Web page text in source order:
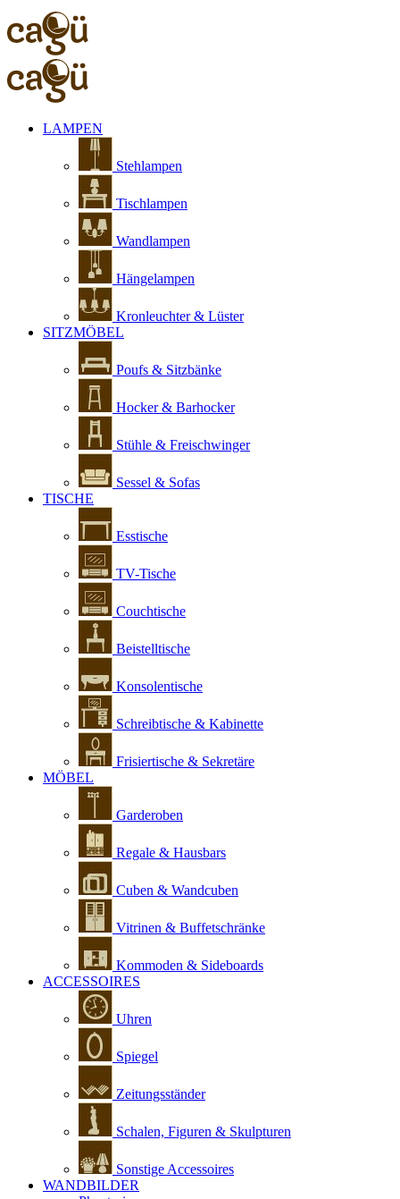
LAMPEN
Stehlampen
Tischlampen
Wandlampen
Hängelampen
Kronleuchter & Lüster
SITZMÖBEL
Poufs & Sitzbänke
Hocker & Barhocker
Stühle & Freischwinger
Sessel & Sofas
TISCHE
Esstische
TV-Tische
Couchtische
Beistelltische
Konsolentische
Schreibtische & Kabinette
Frisiertische & Sekretäre
MÖBEL
Garderoben
Regale & Hausbars
Cuben & Wandcuben
Vitrinen & Buffetschränke
Kommoden & Sideboards
ACCESSOIRES
Uhren
Spiegel
Zeitungsständer
Schalen, Figuren & Skulpturen
Sonstige Accessoires
WANDBILDER